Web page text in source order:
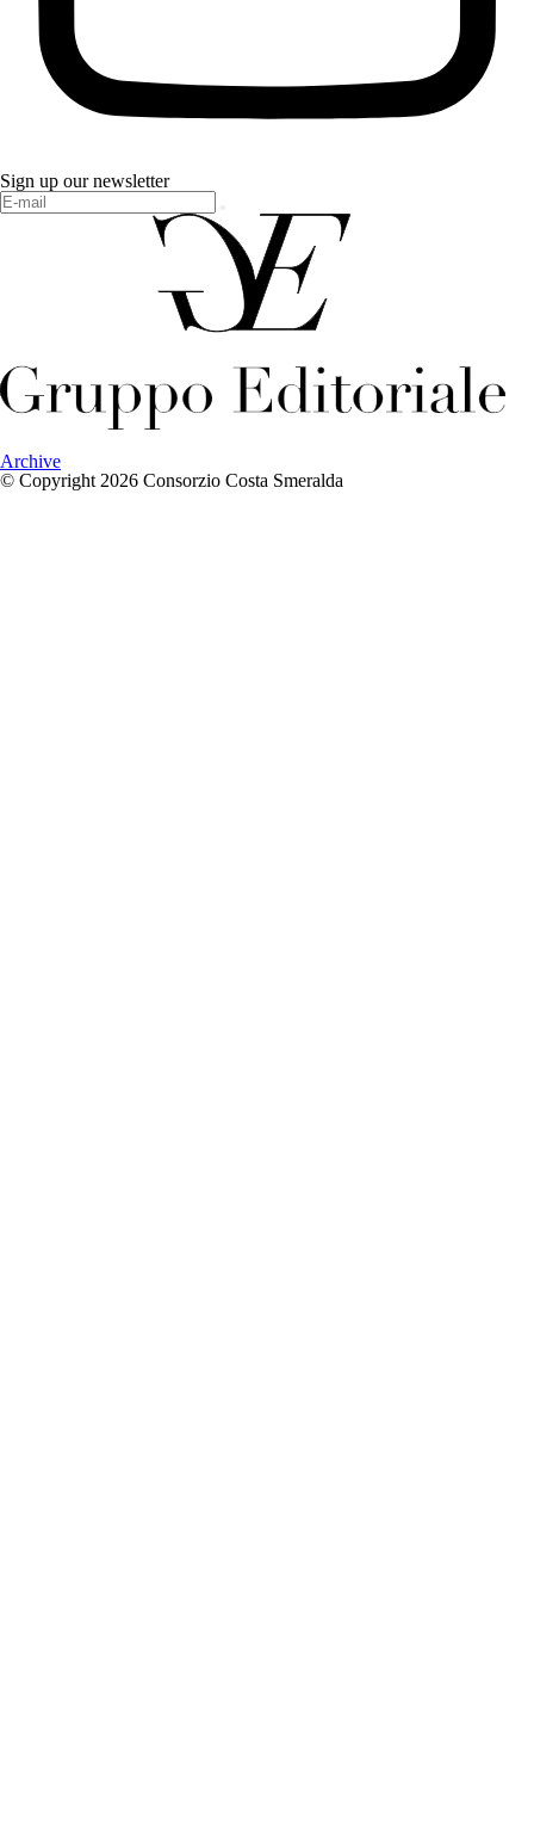
Sign up our newsletter
Archive
© Copyright 2026 Consorzio Costa Smeralda